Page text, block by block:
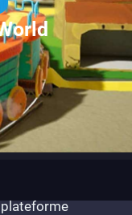
plateforme